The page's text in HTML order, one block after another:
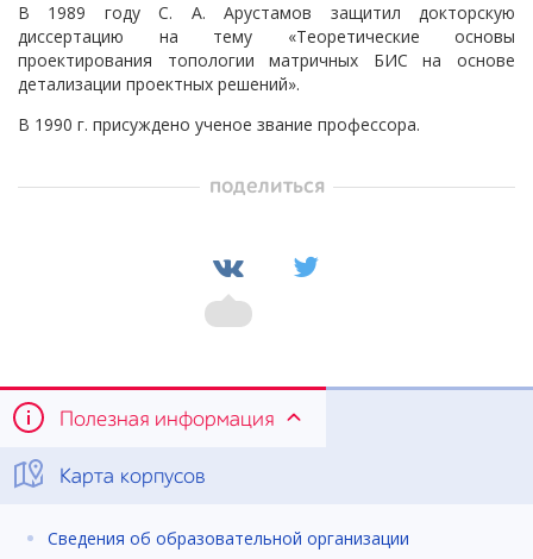
В 1989 году С. А. Арустамов защитил докторскую
диссертацию на тему «Теоретические основы
проектирования топологии матричных БИС на основе
детализации проектных решений».
В 1990 г. присуждено ученое звание профессора.
поделиться
Полезная информация
Карта корпусов
Сведения об образовательной организации